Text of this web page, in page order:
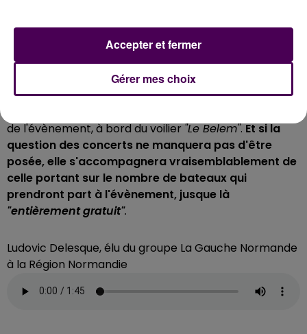
charge d'organiser les concerts concernés -et,
accessoirement, trouver les financements qui vont
avec- en cas de désengagement du Conseil régional
de Normandie, ne souhaite pas commenter cette
actualité. Elle prévoit toutefois une première
de l'évènement, à bord du voilier"Le Belem".Et si la
question des concerts ne manquera pas d'être
posée, elle s'accompagnera vraisemblablement de
celle portant sur le nombre de bateaux qui
prendront part à l'évènement, jusque là
"entièrement gratuit".
Ludovic Delesque, élu du groupe La Gauche Normande
à la Région Normandie
Gérer mes choix
Accepter et fermer